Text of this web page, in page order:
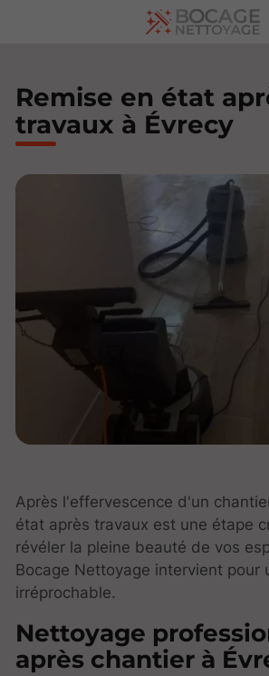
Remise en état
travaux à Évrecy
Après l'effervescence d'un
état après travaux est une étape
révéler la pleine beauté de vos
Bocage Nettoyage intervient pour
irréprochable.
Nettoyage
après chantier à